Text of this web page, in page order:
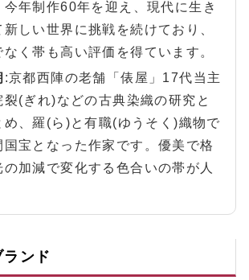
今年制作60年を迎え、現代に生き
新しい世界に挑戦を続けており、
く帯も高い評価を得ています。
:京都西陣の老舗「俵屋」17代当主
裂(ぎれ)などの古典染織の研究と
め、羅(ら)と有職(ゆうそく)織物で
国宝となった作家です。優美で格
加減で変化する色合いの帯が人
ンド